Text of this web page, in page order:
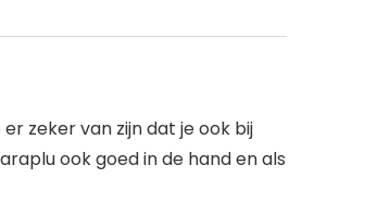
zeker van zijn dat je ook bij
ook goed in de hand en als